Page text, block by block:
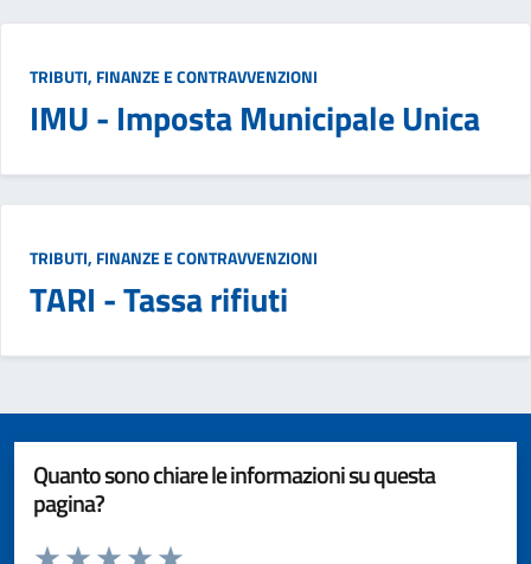
TRIBUTI, FINANZE E CONTRAVVENZIONI
IMU - Imposta Municipale Unica
TRIBUTI, FINANZE E CONTRAVVENZIONI
TARI - Tassa rifiuti
Quanto sono chiare le informazioni su questa
pagina?
Valuta da 1 a 5 stelle la pagina